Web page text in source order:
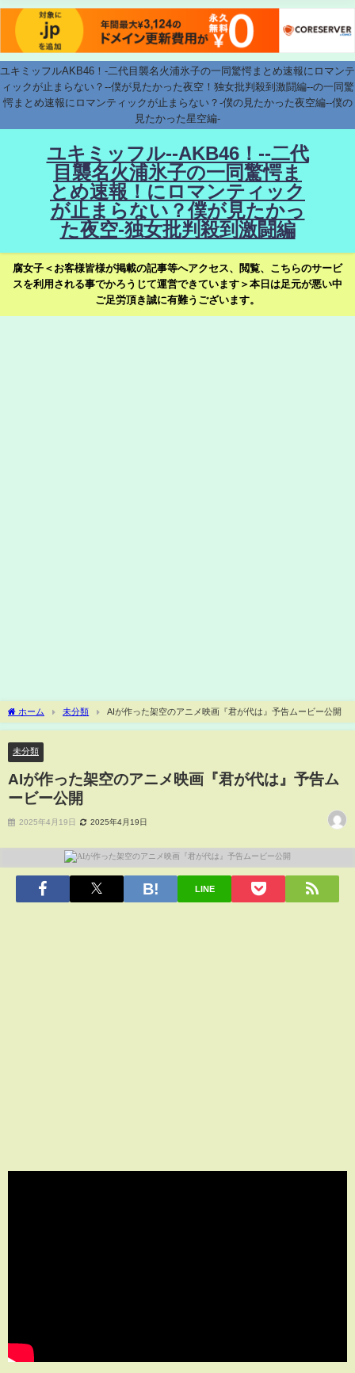
ユキミッフルAKB46！-二代目襲名火浦氷子の一同驚愕まとめ速報にロマンテ
ィックが止まらない？--僕が見たかった夜空！独女批判殺到激闘編--の一同驚
愕まとめ速報にロマンティックが止まらない？-僕の見たかった夜空編--僕の
見たかった星空編-
ユキミッフル--AKB46！--二代
目襲名火浦氷子の一同驚愕ま
とめ速報！にロマンティック
が止まらない？僕が見たかっ
た夜空-独女批判殺到激闘編
腐女子＜お客様皆様が掲載の記事等へアクセス、閲覧、こちらのサービ
スを利用される事でかろうじて運営できています＞本日は足元が悪い中
ご足労頂き誠に有難うございます。
ホーム 未分類 AIが作った架空のアニメ映画『君が代は』予告ムービー公開
未分類
AIが作った架空のアニメ映画『君が代は』予告ム
ービー公開
2025年4月19日 2025年4月19日
LINE